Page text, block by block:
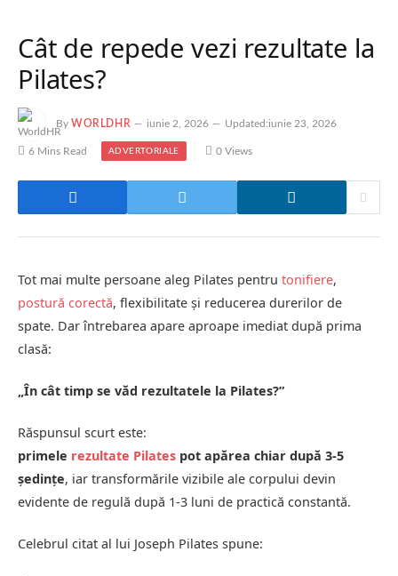
Cât de repede vezi rezultate la
Pilates?
By WORLDHR iunie 2, 2026 Updated:iunie 23, 2026
6 Mins Read ADVERTORIALE 0 Views
Tot mai multe persoane aleg Pilates pentru tonifiere,
postură corectă, flexibilitate și reducerea durerilor de
spate. Dar întrebarea apare aproape imediat după prima
clasă:
„În cât timp se văd rezultatele la Pilates?”
Răspunsul scurt este:
primele rezultate Pilates pot apărea chiar după 3-5
ședințe, iar transformările vizibile ale corpului devin
evidente de regulă după 1-3 luni de practică constantă.
Celebrul citat al lui Joseph Pilates spune: